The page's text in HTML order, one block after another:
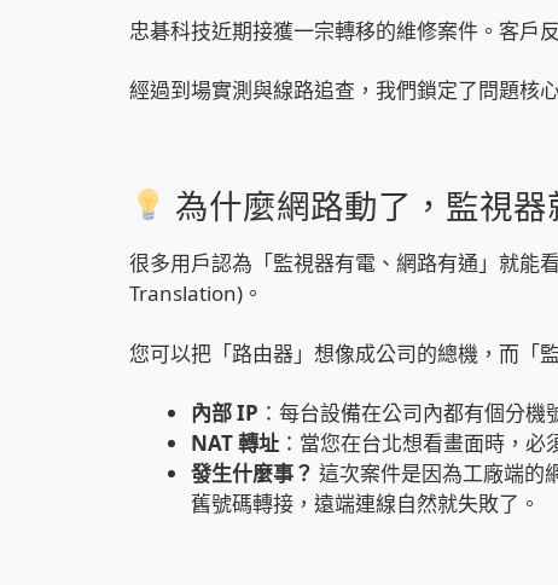
忠碁科技近期接獲一宗轉移的維修案件。客戶
經過到場實測與線路追查，我們鎖定了問題核心
為什麼網路動了，監視器
很多用戶認為「監視器有電、網路有通」就能
Translation)。
您可以把「路由器」想像成公司的總機，而「
內部 IP ：每台設備在公司內都有個分
NAT 轉址：當您在台北想看畫面時，必
發生什麼事？ 這次案件是因為工廠端的
舊號碼轉接，遠端連線自然就失敗了。